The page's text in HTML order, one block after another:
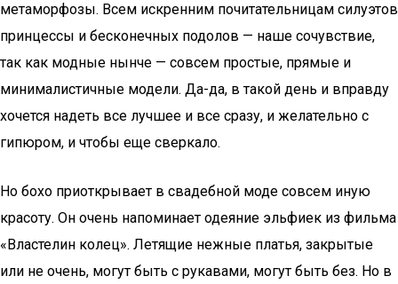
метаморфозы. Всем искренним почитательницам силуэтов
принцессы и бесконечных подолов — наше сочувствие,
так как модные нынче — совсем простые, прямые и
минималистичные модели. Да-да, в такой день и вправду
хочется надеть все лучшее и все сразу, и желательно с
гипюром, и чтобы еще сверкало.
Но бохо приоткрывает в свадебной моде совсем иную
красоту. Он очень напоминает одеяние эльфиек из фильма
«Властелин колец». Летящие нежные платья, закрытые
или не очень, могут быть с рукавами, могут быть без. Но в